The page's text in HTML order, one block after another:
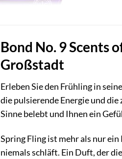
Bond No. 9 Scents
Großstadt
Erleben Sie den Frühling in
die pulsierende Energie und
Sinne belebt und Ihnen ein
Spring Fling ist mehr als nur
niemals schläft. Ein Duft, der